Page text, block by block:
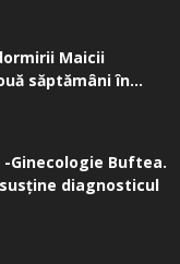
Maicii
săptămâni în...
Ginecologie Buftea.
diagnosticul